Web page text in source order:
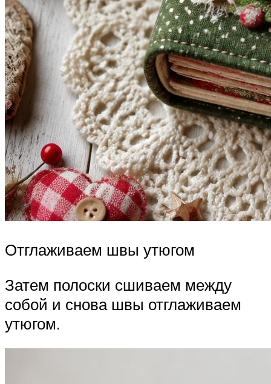
Отглаживаем швы утюгом
Затем полоски сшиваем между
собой и снова швы отглаживаем
утюгом.